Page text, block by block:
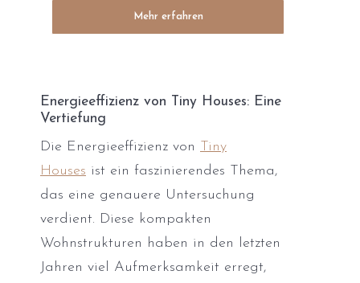
Mehr erfahren
Energieeffizienz von Tiny Houses: Eine
Vertiefung
Die Energieeffizienz von
Tiny
Houses ist ein faszinierendes Thema,
das eine genauere Untersuchung
verdient. Diese kompakten
Wohnstrukturen haben in den letzten
Jahren viel Aufmerksamkeit erregt,